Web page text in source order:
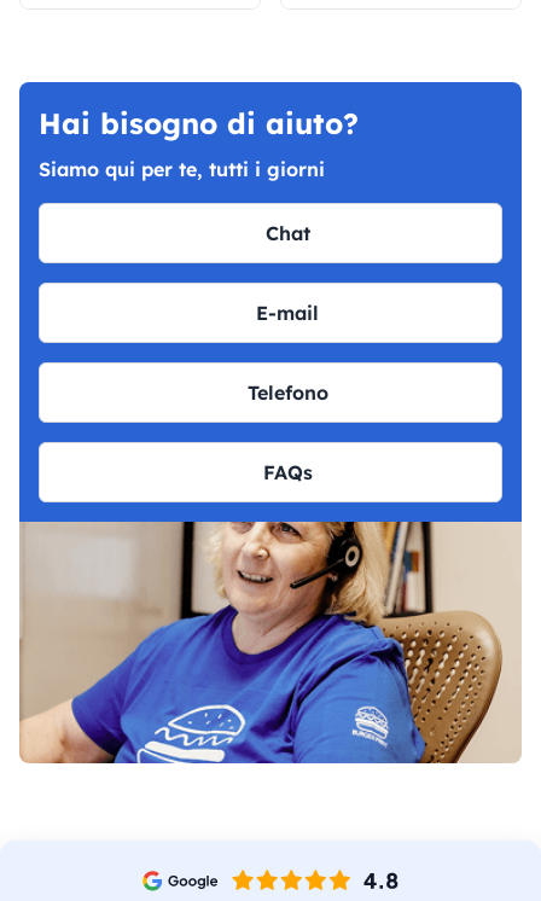
Hai bisogno di aiuto?
Siamo qui per te, tutti i giorni
Chat
E-mail
Telefono
FAQs